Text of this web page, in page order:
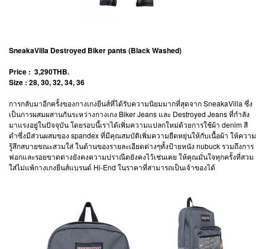
SneakaVilla Destroyed Biker pants (Black Washed)
Price : 3,290THB.
Size : 28, 30, 32, 34, 36
การกลับมาอีกครั้งของกางเกงยีนส์ที่ได้รับความนิยมมากที่สุดจาก SneakaVilla ซึ่ง
เป็นการผสมผสานกันระหว่างกางเกง Biker Jeans และ Destroyed Jeans ที่กำลัง
มาแรงอยู่ในปัจจุบัน โดยรอบนี้เราได้เพิ่มความแปลกใหม่ด้วยการใช้ผ้า denim สี
ดำซึ่งมีส่วนผสมของ spandex ที่มีคุณสมบัติเพิ่มความยืดหยุ่นให้กับเนื้อผ้า ให้ความ
รู้สึกสบายขณะสวมใส่ ในด้านของรายละเอียดต่างๆทั้งป้ายหนัง nubuck รวมถึงการ
ฟอกและรอยขาดต่างยังคงความปราณีตยังคงไว้เช่นเคย ให้คุณมั่นใจทุกครั้งที่สวม
ใส่ไม่แพ้กางเกงยีนส์แบรนด์ Hi-End ในราคาที่สามารถเป็นเจ้าของได้